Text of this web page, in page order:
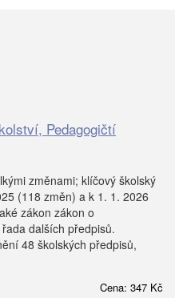
Pedagogičtí
změnami; klíčový školský
(118 změn) a k 1. 1. 2026
zákon zákon o
dalších předpisů.
48 školských předpisů,
Cena: 347 Kč